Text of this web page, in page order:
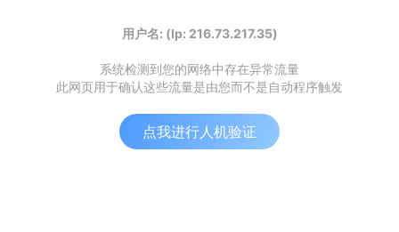
用户名: (Ip: 216.73.217.35)
系统检测到您的网络中存在异常流量
此网页用于确认这些流量是由您而不是自动程序触发
点我进行人机验证